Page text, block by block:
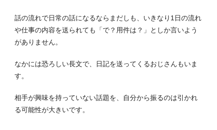
話の流れで日常の話になるならまだしも、いきなり1日の流れ
や仕事の内容を送られても「で？用件は？」としか言いよう
がありません。
なかには恐ろしい長文で、日記を送ってくるおじさんもいま
す。
相手が興味を持っていない話題を、自分から振るのは引かれ
る可能性が大きいです。